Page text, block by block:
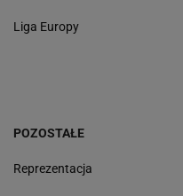
Liga Europy
POZOSTAŁE
Reprezentacja